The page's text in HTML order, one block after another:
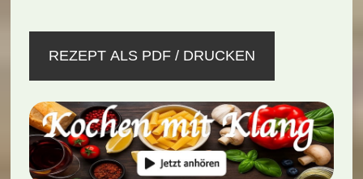
REZEPT ALS PDF / DRUCKEN